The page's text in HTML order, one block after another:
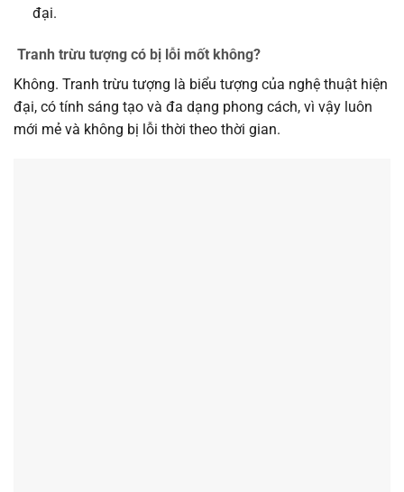
đại.
Tranh trừu tượng có bị lỗi mốt không?
Không. Tranh trừu tượng là biểu tượng của nghệ thuật hiện
đại, có tính sáng tạo và đa dạng phong cách, vì vậy luôn
mới mẻ và không bị lỗi thời theo thời gian.